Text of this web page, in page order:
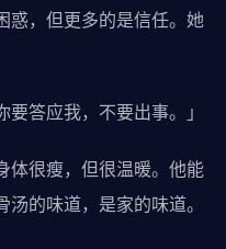
，但更多的是信任。她
答应我，不要出事。」
很瘦，但很温暖。他能
的味道，是家的味道。